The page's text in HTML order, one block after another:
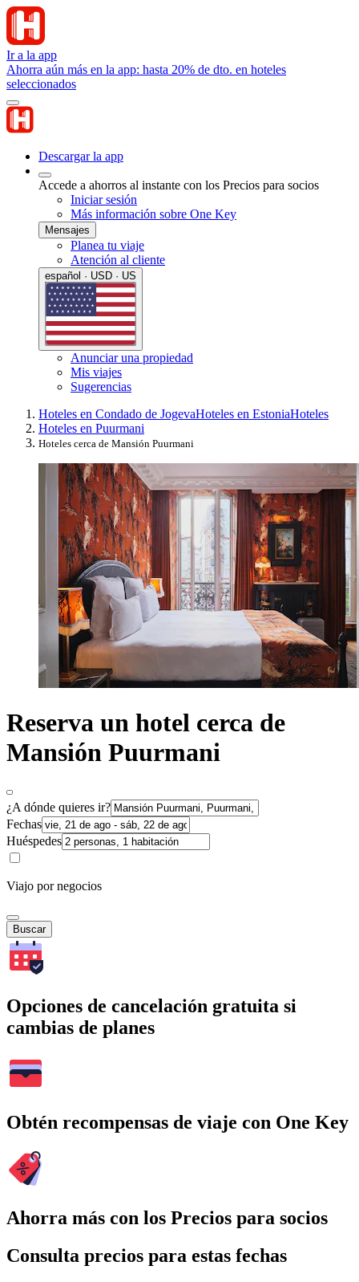
Ir a la app
Ahorra aún más en la app: hasta 20% de dto. en hoteles
seleccionados
Descargar la app
Accede a ahorros al instante con los Precios para socios
Iniciar sesión
Más información sobre One Key
Mensajes
Planea tu viaje
Atención al cliente
español · USD · US
Anunciar una propiedad
Mis viajes
Sugerencias
Hoteles en Condado de JogevaHoteles en EstoniaHoteles
Hoteles en Puurmani
Hoteles cerca de Mansión Puurmani
Reserva un hotel cerca de
Mansión Puurmani
¿A dónde quieres ir?
Fechas
Huéspedes
Viajo por negocios
Buscar
Opciones de cancelación gratuita si
cambias de planes
Obtén recompensas de viaje con One Key
Ahorra más con los Precios para socios
Consulta precios para estas fechas